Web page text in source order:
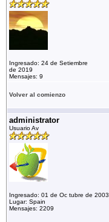
Ingresado: 24 de Setiembre
de 2019
Mensajes: 9
Volver al comienzo
administrator
Usuario Av
Ingresado: 01 de Oc tubre de 2003
Lugar: Spain
Mensajes: 2209